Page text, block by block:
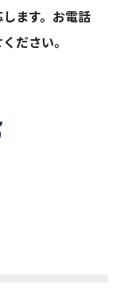
ます。お電話
ください。